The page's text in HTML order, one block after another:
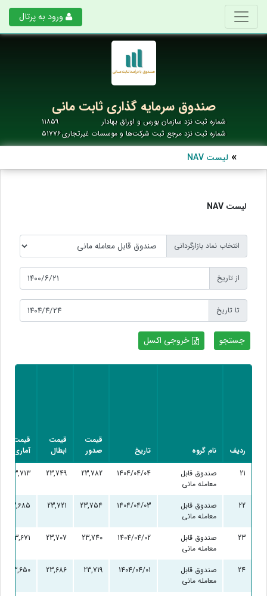
ورود به پرتال
صندوق سرمایه گذاری ثابت مانی
شماره ثبت نزد سازمان بورس و اوراق بهادار
۱۱۸۵۹
شماره ثبت نزد مرجع ثبت شرکت‌ها و موسسات غیرتجاری۵۱۷۷۶
لیست NAV
لیست NAV
انتخاب نماد بازارگردانی
از تاریخ
تا تاریخ
خروجی اکسل
ردیف نام گروه تاریخ
قیمت
صدور
قیمت
ابطال
قیمت
آماری
21
صندوق قابل
معامله مانی
1404/04/04
23,782
23,749
23,713
22
صندوق قابل
معامله مانی
1404/04/03
23,754
23,721
23,685
23
صندوق قابل
معامله مانی
1404/04/02
23,740
23,707
23,671
24
صندوق قابل
معامله مانی
1404/04/01
23,719
23,686
23,650